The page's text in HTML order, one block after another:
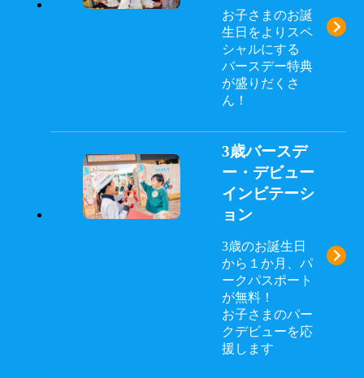
お子さまのお誕
生日をよりスペ
シャルにする
バースデー特典
が盛りだくさ
ん！
→
3歳バースデ
ー・デビュー
インビテーシ
ョン
3歳のお誕生日
から１か月、パ
ークパスポート
が無料！
お子さまのパー
クデビューを応
援します
→